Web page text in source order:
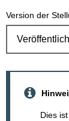
Version der
Dies